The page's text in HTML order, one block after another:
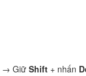
→ GiữShift+ nhấn